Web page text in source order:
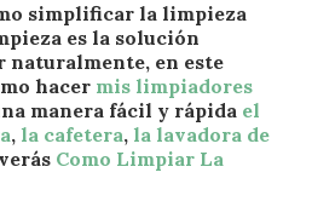
simplificar la limpieza
es la solución
naturalmente, en este
hacer mis limpiadores
manera fácil y rápida el
, la cafetera, la lavadora de
Como Limpiar La